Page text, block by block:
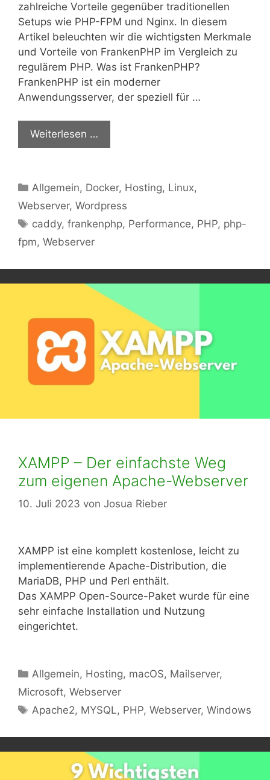
zahlreiche Vorteile gegenüber traditionellen
Setups wie PHP-FPM und Nginx. In diesem
Artikel beleuchten wir die wichtigsten Merkmale
und Vorteile von FrankenPHP im Vergleich zu
regulärem PHP. Was ist FrankenPHP?
FrankenPHP ist ein moderner
Anwendungsserver, der speziell für …
Weiterlesen …
Kategorien
Allgemein, Docker, Hosting, Linux,
Webserver, Wordpress
Schlagwörter
caddy,frankenphp, Performance, PHP, php-
fpm, Webserver
XAMPP – Der einfachste Weg
zum eigenen Apache-Webserver
10. Juli 2023 von Josua Rieber
XAMPP ist eine komplett kostenlose, leicht zu
implementierende Apache-Distribution, die
MariaDB, PHP und Perl enthält.
Das XAMPP Open-Source-Paket wurde für eine
sehr einfache Installation und Nutzung
eingerichtet.
Kategorien
Allgemein, Hosting, macOS, Mailserver,
Microsoft, Webserver
Schlagwörter
Apache2, MYSQL, PHP,Webserver,Windows